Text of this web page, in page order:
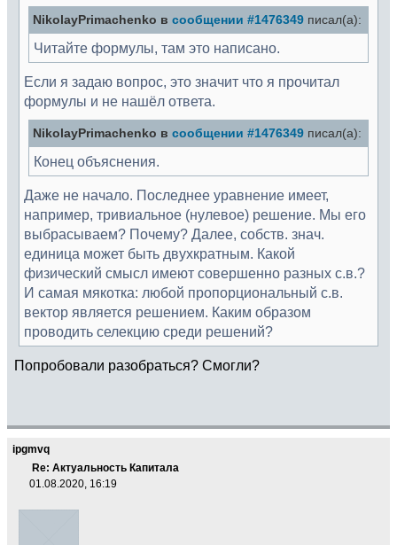
NikolayPrimachenko в сообщении #1476349 писал(а):
Читайте формулы, там это написано.
Если я задаю вопрос, это значит что я прочитал
формулы и не нашёл ответа.
NikolayPrimachenko в сообщении #1476349 писал(а):
Конец объяснения.
Даже не начало. Последнее уравнение имеет,
например, тривиальное (нулевое) решение. Мы его
выбрасываем? Почему? Далее, собств. знач.
единица может быть двухкратным. Какой
физический смысл имеют совершенно разных с.в.?
И самая мякотка: любой пропорциональный с.в.
вектор является решением. Каким образом
проводить селекцию среди решений?
Попробовали разобраться? Смогли?
ipgmvq
Re: Актуальность Капитала
01.08.2020, 16:19